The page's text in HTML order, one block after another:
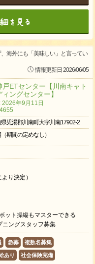
海外にも「美味しい」と言ってい
情報更新日 2026/06/05
戸ETセンター【川南キャト
ングセンター】
2026年9月11日
児湯郡川南町大字川南17902-2
期間の定めなし）
り決定）
ット操縦もマスターできる
ングスタッフ募集
急募 複数名募集
あり 社会保険完備